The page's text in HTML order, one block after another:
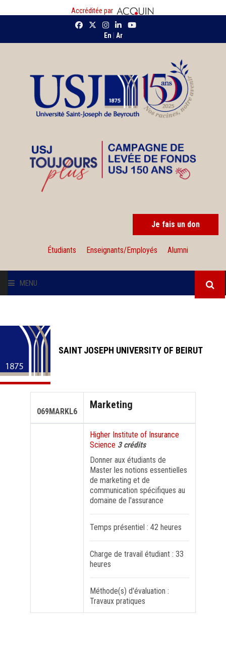
Accréditée par
En Ar
Je fais un don
Étudiants Enseignants/Employés Alumni
MENU
INSTITUTIONS
ADMISSION
RECHERCHE
INTERNATIONAL
FORMATION PROFESSIONNELLE
SAINT JOSEPH UNIVERSITY OF BEIRUT
069MARKL6
Marketing
Higher Institute of Insurance
Science 3 crédits
Donner aux étudiants de
Master les notions essentielles
de marketing et de
communication spécifiques au
domaine de l'assurance
Temps présentiel : 42 heures
Charge de travail étudiant : 33
heures
Méthode(s) d'évaluation :
Travaux pratiques